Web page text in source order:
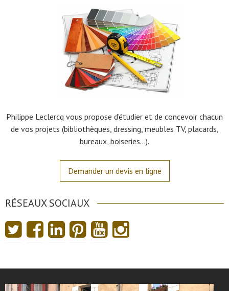
Philippe Leclercq vous propose d’étudier et de concevoir chacun
de vos projets (bibliothèques, dressing, meubles TV, placards,
bureaux, boiseries…).
Demander un devis en ligne
RÉSEAUX SOCIAUX